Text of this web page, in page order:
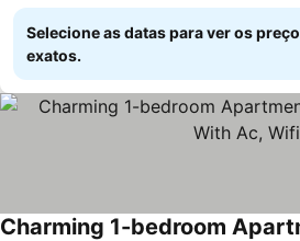
Selecione as datas para ver os
exatos.